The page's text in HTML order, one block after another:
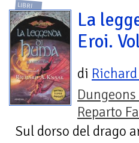
LIBRI
La
Eroi.
di
Reparto
Sul dorso del drago